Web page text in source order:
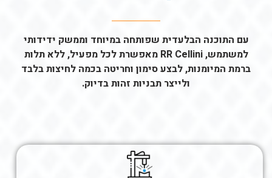
עם התוכנה הבלעדית שפותחה במיוחד וממשק ידידותי
למשתמש, RR Cellini מאפשרת לכל מפעיל, ללא תלות
ברמת המיומנות, לבצע סימון וחריטה בכמה לחיצות בלבד
ולייצר תבניות זהות בדיוק.